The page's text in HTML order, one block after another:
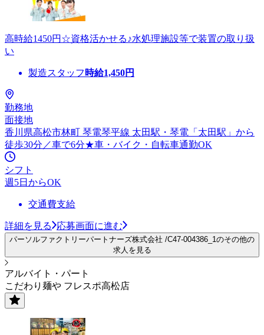
高時給1450円☆資格活かせる♪水処理施設等で装置の取り扱
い
製造スタッフ 時給1,450円
勤務地
面接地
香川県高松市林町 琴電琴平線 太田駅・琴電「太田駅」から
徒歩30分／車で6分★車・バイク・自転車通勤OK
シフト
週5日からOK
交通費支給
詳細を見る 応募画面に進む
パーソルファクトリーパートナーズ株式会社 /C47-004386_1のその他の
求人を見る
アルバイト・パート
こだわり麺や フレスポ高松店